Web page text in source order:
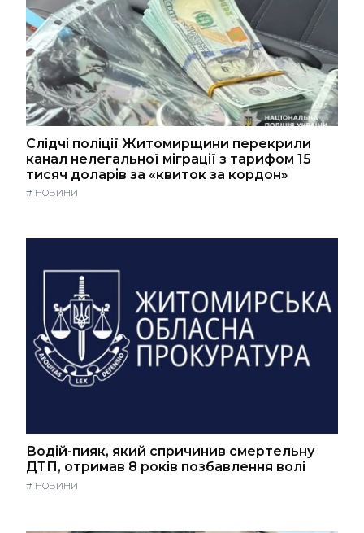
Слідчі поліції Житомирщини перекрили
канал нелегальної міграції з тарифом 15
тисяч доларів за «квиток за кордон»
# НОВИНИ
Водій-пияк, який спричинив смертельну
ДТП, отримав 8 років позбавлення волі
# НОВИНИ